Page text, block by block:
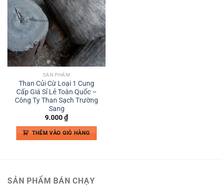
SẢN PHẨM
Than Củi Cừ Loại 1 Cung
Cấp Giá Sỉ Lẻ Toàn Quốc –
Công Ty Than Sạch Trường
Sang
9.000₫
THÊM VÀO GIỎ HÀNG
SẢN PHẨM BÁN CHẠY